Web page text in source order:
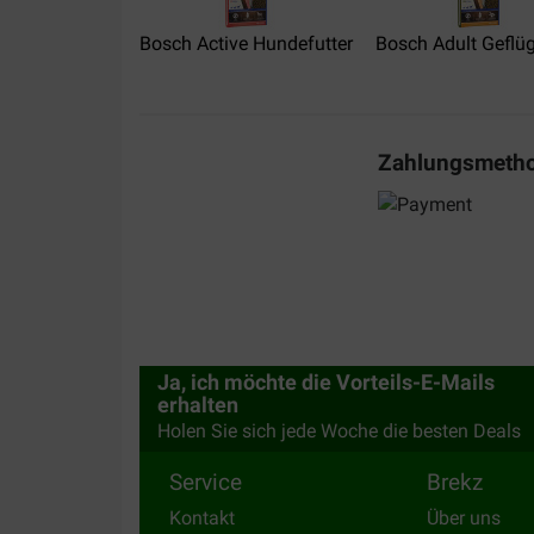
Hondje van 8 jaar kreeg door deze brokken
drinken en plassen. Meerdere keren per nacht
om te plassen. Ik raadt deze brokken niet aan
Bosch Active Hundefutter Bosch Adult
Ja, ich möchte die Vorteils-E-Mails
erhalten
Holen Sie sich jede Woche die besten Deals
Service
Kontakt
Brekz
Über uns